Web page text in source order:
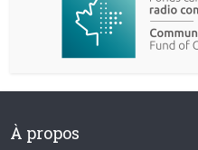
À propos